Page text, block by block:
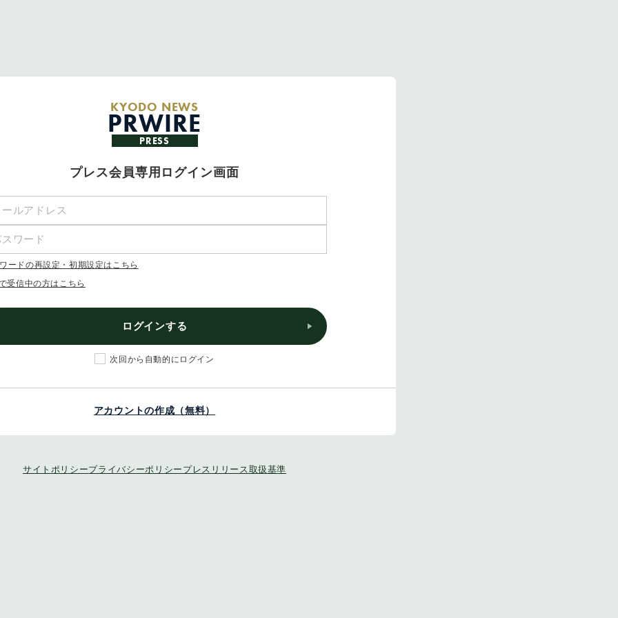
KYODO NEWS
PRWIRE
PRESS
プレス会員専用ログイン画面
ードの再設定・初期設定はこちら
受信中の方はこちら
ログインする
次回から自動的にログイン
アカウントの作成（無料）
サイトポリシープライバシーポリシー プレスリリース取扱基準